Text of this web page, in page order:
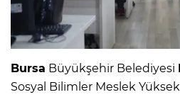
Bursa Büyükşehir Belediyesi
Sosyal Bilimler Meslek